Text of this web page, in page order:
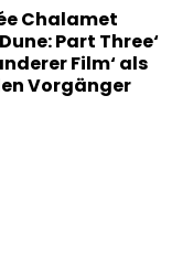
Chalamet
Part Three‘
Film‘ als
Vorgänger